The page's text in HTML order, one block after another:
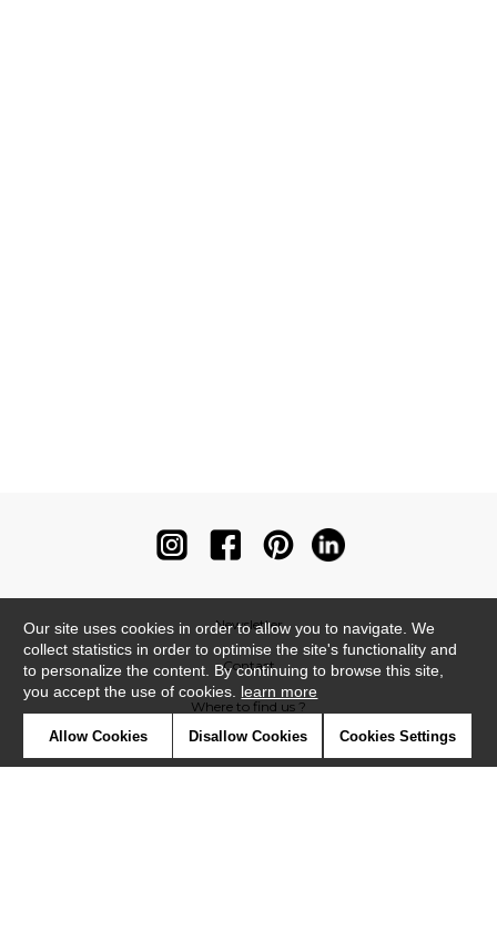
Newsletter
Contact
Where to find us ?
Our site uses cookies in order to allow you to navigate. We
collect statistics in order to optimise the site's functionality and
to personalize the content. By continuing to browse this site,
you accept the use of cookies. learn more
Allow Cookies Disallow Cookies Cookies Settings